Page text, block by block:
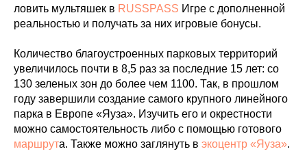
ловить мультяшек в RUSSPASS Игре с дополненной
реальностью и получать за них игровые бонусы.
Количество благоустроенных парковых территорий
увеличилось почти в 8,5 раз за последние 15 лет: со
130 зеленых зон до более чем 1100. Так, в прошлом
году завершили создание самого крупного линейного
парка в Европе «Яуза». Изучить его и окрестности
можно самостоятельность либо с помощью готового
маршрута. Также можно заглянуть в экоцентр «Яуза».